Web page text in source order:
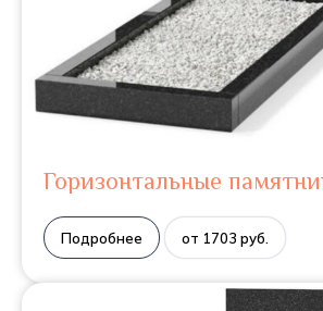
Горизонтальные
Подробнее от 1703 руб.